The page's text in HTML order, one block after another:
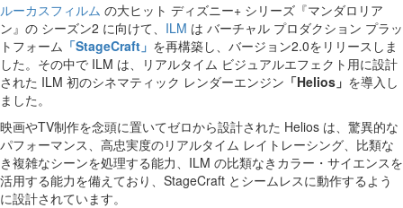
ルーカスフィルム の大ヒット ディズニー+ シリーズ『マンダロリア
ン』の シーズン2 に向けて、 ILM は バーチャル プロダクション プラッ
トフォーム 「StageCraft」 を再構築し、バージョン2.0をリリースしま
した。その中で ILM は、リアルタイム ビジュアルエフェクト用に設計
された ILM 初のシネマティック レンダーエンジン 「Helios」 を導入し
ました。
映画やTV制作を念頭に置いてゼロから設計された Helios は、驚異的な
パフォーマンス、高忠実度のリアルタイム レイトレーシング、比類な
き複雑なシーンを処理する能力、ILM の比類なきカラー・サイエンスを
活用する能力を備えており、StageCraft とシームレスに動作するよう
に設計されています。